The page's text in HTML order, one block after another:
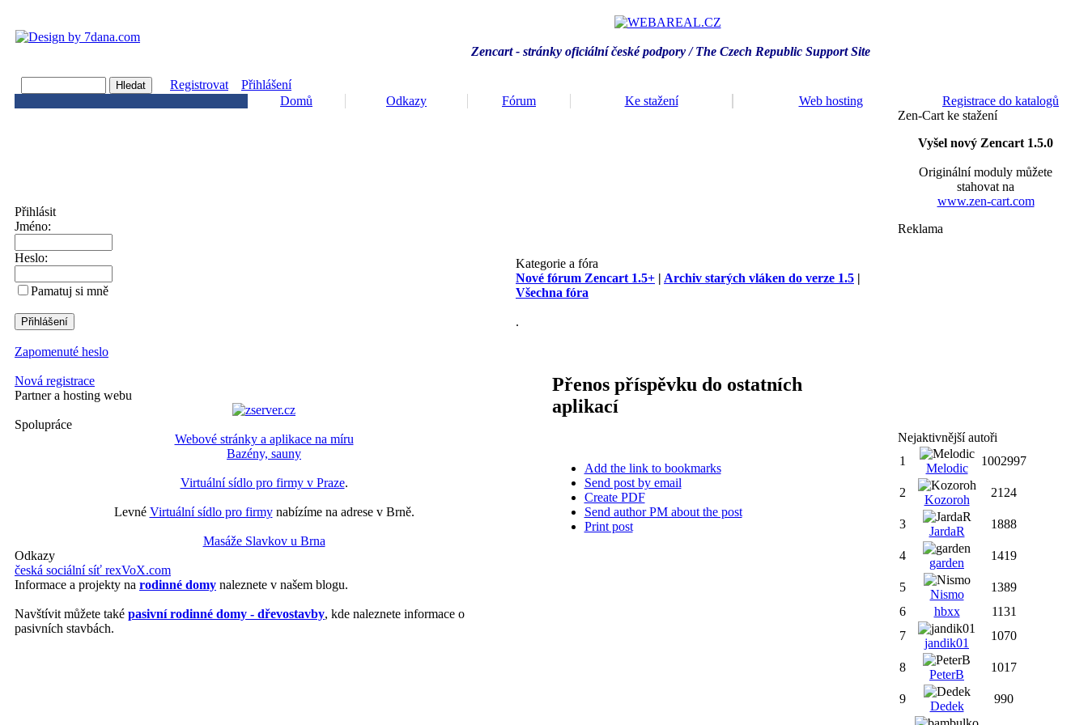
Zencart - stránky oficiální české podpory / The Czech Republic Support Site
Registrovat
Přihlášení
Domů
Odkazy Fórum Ke stažení Web hosting Registrace do katalogů
Přihlásit
Jméno:
Heslo:
Pamatuj si mně
Zapomenuté heslo
Nová registrace
Partner a hosting webu
Spolupráce
Webové stránky a aplikace na míru
Bazény, sauny
Virtuální sídlo pro firmy v Praze.
Levné Virtuální sídlo pro firmynabízíme na adrese v Brně.
Masáže Slavkov u Brna
Odkazy
česká sociální síť rexVoX.com
Informace a projekty na rodinné domy naleznete v našem blogu.
Navštívit můžete také pasivní rodinné domy - dřevostavby, kde naleznete informace o
pasivních stavbách.
Kategorie a fóra
Nové fórum Zencart 1.5+ | Archiv starých vláken do verze 1.5 |
Všechna fóra
.
Přenos příspěvku do ostatních
aplikací
Add the link to bookmarks
Send post by email
Create PDF
Send author PM about the post
Print post
Zen-Cart ke stažení
Vyšel nový Zencart 1.5.0
Originální moduly můžete
stahovat na
www.zen-cart.com
Reklama
Nejaktivnější autoři
1
Melodic
1002997
2
Kozoroh
2124
3
JardaR
1888
4
garden
1419
5
Nismo
1389
6
hbxx
1131
7
jandik01
1070
8
PeterB
1017
9
Dedek
990